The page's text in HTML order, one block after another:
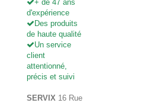
+ de 47 ans
d'expérience
Des produits
de haute qualité
Un service
client
attentionné,
précis et suivi
SERVIX 16 Rue